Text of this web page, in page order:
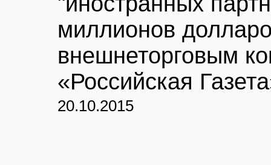
миллионов
внешнеторговым
«Российская
20.10.2015